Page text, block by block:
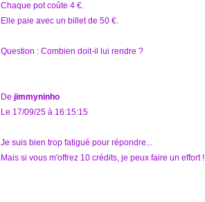
Chaque pot coûte 4 €.
Elle paie avec un billet de 50 €.
Question : Combien doit-il lui rendre ?
De jimmyninho
Le 17/09/25 à 16:15:15
Je suis bien trop fatigué pour répondre...
Mais si vous m'offrez 10 crédits, je peux faire un effort !